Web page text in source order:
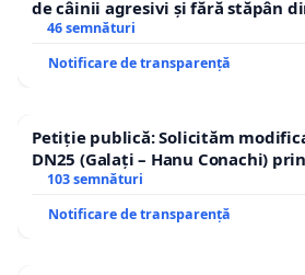
de câinii agresivi și fără stăpân
46 semnături
Notificare de transparență
Petiție publică: Solicităm
DN25 (Galați – Hanu Conachi)
traseului în afara localităților!
103 semnături
Notificare de transparență